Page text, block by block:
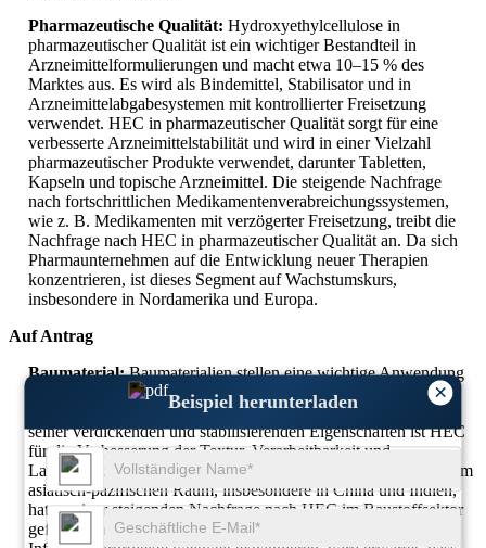
×
Beispiel herunterladen
Pharmazeutische Qualität: Hydroxyethylcellulose in
pharmazeutischer Qualität ist ein wichtiger Bestandteil in
Arzneimittelformulierungen und macht etwa 10–15 % des
Marktes aus. Es wird als Bindemittel, Stabilisator und in
Arzneimittelabgabesystemen mit kontrollierter Freisetzung
verwendet. HEC in pharmazeutischer Qualität sorgt für eine
verbesserte Arzneimittelstabilität und wird in einer Vielzahl
pharmazeutischer Produkte verwendet, darunter Tabletten,
Kapseln und topische Arzneimittel. Die steigende Nachfrage
nach fortschrittlichen Medikamentenverabreichungssystemen,
wie z. B. Medikamenten mit verzögerter Freisetzung, treibt die
Nachfrage nach HEC in pharmazeutischer Qualität an. Da sich
Pharmaunternehmen auf die Entwicklung neuer Therapien
konzentrieren, ist dieses Segment auf Wachstumskurs,
insbesondere in Nordamerika und Europa.
Auf Antrag
Baumaterial:Baumaterialien stellen eine wichtige Anwendung
für HEC in Industriequalität dar, das in Produkten wie Farben,
Beschichtungen, Putz und Zement verwendet wird. Aufgrund
seiner verdickenden und stabilisierenden Eigenschaften ist HEC
für die Verbesserung der Textur, Verarbeitbarkeit und
Langlebigkeit von Baumaterialien unerlässlich. Der Bauboom im
asiatisch-pazifischen Raum, insbesondere in China und Indien,
hat zu einer steigenden Nachfrage nach HEC im Baustoffsektor
geführt. Da die Urbanisierung weiter voranschreitet und